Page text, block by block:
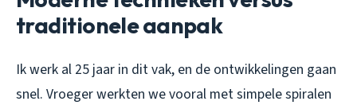
traditionele aanpak
Ik werk al 25 jaar in dit vak, en de ontwikkelingen gaan
snel. Vroeger werkten we vooral met simpele spiralen